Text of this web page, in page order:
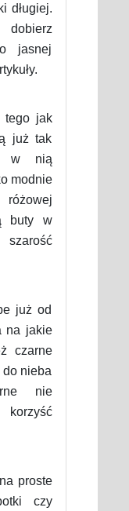
długiej.
dobierz
jasnej
tego jak
już tak
w nią
modnie
buty w
szarość
już od
na jakie
czarne
nieba
nie
korzyść
proste
czy